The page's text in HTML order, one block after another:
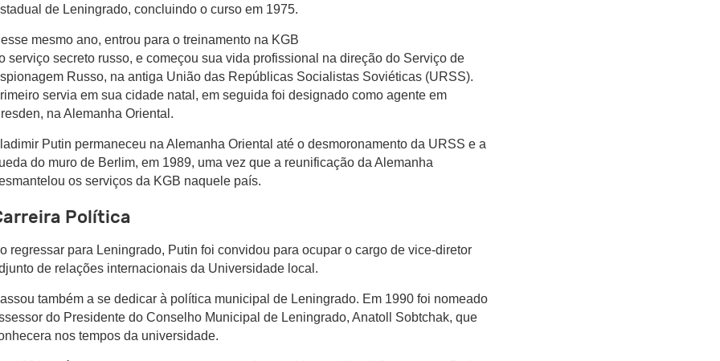
de Leningrado, concluindo o curso em 1975.
mesmo ano, entrou para o treinamento na KGB
serviço secreto russo, e começou sua vida profissional na direção do Serviço de
Russo, na antiga União das Repúblicas Socialistas Soviéticas (URSS).
servia em sua cidade natal, em seguida foi designado como agente em
na Alemanha Oriental.
Putin permaneceu na Alemanha Oriental até o desmoronamento da URSS e a
do muro de Berlim, em 1989, uma vez que a reunificação da Alemanha
os serviços da KGB naquele país.
Política
regressar para Leningrado, Putin foi convidou para ocupar o cargo de vice-diretor
de relações internacionais da Universidade local.
também a se dedicar à política municipal de Leningrado. Em 1990 foi nomeado
do Presidente do Conselho Municipal de Leningrado, Anatoll Sobtchak, que
nos tempos da universidade.